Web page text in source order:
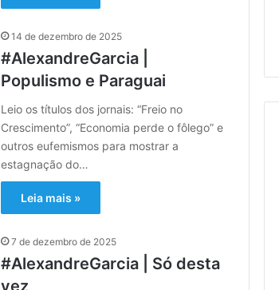
14 de dezembro de 2025
#AlexandreGarcia |
Populismo e Paraguai
Leio os títulos dos jornais: “Freio no
Crescimento”, “Economia perde o fôlego” e
outros eufemismos para mostrar a
estagnação do…
Leia mais »
7 de dezembro de 2025
#AlexandreGarcia | Só desta
vez